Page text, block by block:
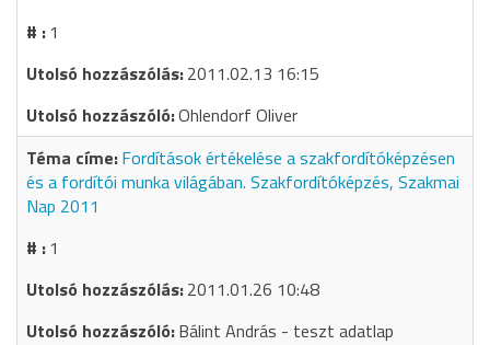
1
2011.02.13 16:15
Ohlendorf Oliver
Fordítások értékelése a szakfordítóképzésen
és a fordítói munka világában. Szakfordítóképzés, Szakmai
Nap 2011
1
2011.01.26 10:48
Bálint András - teszt adatlap